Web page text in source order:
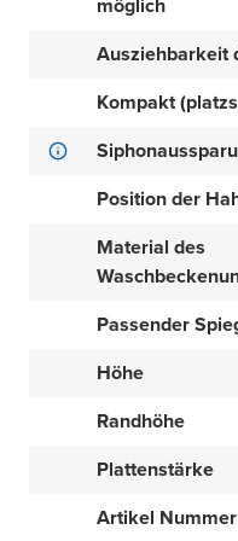
möglich
Ausziehbarkeit
Kompakt
Position der
Material des
Passender
Höhe
Randhöhe
Plattenstärke
Artikel